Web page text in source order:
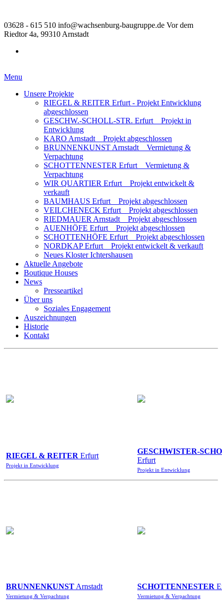
03628 - 615 510 info@wachsenburg-baugruppe.de Vor dem
Riedtor 4a, 99310 Arnstadt
Menu
Unsere Projekte
RIEGEL & REITER Erfurt - Projekt Entwicklung
abgeschlossen
GESCHW.-SCHOLL-STR. Erfurt _ Projekt in
Entwicklung
KARO Arnstadt _ Projekt abgeschlossen
BRUNNENKUNST Arnstadt _ Vermietung &
Verpachtung
SCHOTTENNESTER Erfurt _ Vermietung &
Verpachtung
WIR QUARTIER Erfurt _ Projekt entwickelt &
verkauft
BAUMHAUS Erfurt _ Projekt abgeschlossen
VEILCHENECK Erfurt _ Projekt abgeschlossen
RIEDMAUER Arnstadt _ Projekt abgeschlossen
AUENHÖFE Erfurt _ Projekt abgeschlossen
SCHOTTENHÖFE Erfurt _ Projekt abgeschlossen
NORDKAP Erfurt _ Projekt entwickelt & verkauft
Neues Kloster Ichtershausen
Aktuelle Angebote
Boutique Houses
News
Presseartikel
Über uns
Soziales Engagement
Auszeichnungen
Historie
Kontakt
RIEGEL & REITER Erfurt
Projekt in Entwicklung
GESCHWISTER-
Erfurt
Projekt in Entwicklung
BRUNNENKUNST Arnstadt
Vermietung & Verpachtung
SCHOTTENNESTER
Vermietung & Verpachtung